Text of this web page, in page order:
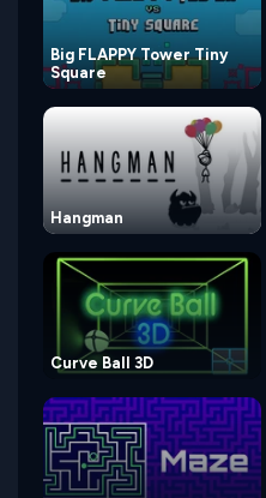
Big FLAPPY Tower Tiny
Square
Hangman
Curve Ball 3D